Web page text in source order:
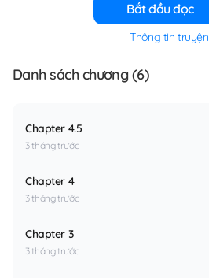
Bắt đầu đọc
Thông tin truyện
Danh sách chương (6)
Chapter 4.5
3 tháng trước
Chapter 4
3 tháng trước
Chapter 3
3 tháng trước